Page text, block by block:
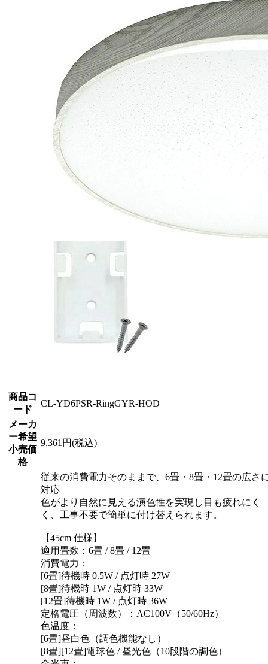
商品コ
ード
CL-YD6PSR-RingGYR-HOD
メーカ
ー希望
小売価
格
9,361円(税込)
従来の消費電力そのままで、6畳・8畳・12畳の広さ
対応
色がより自然に見える演色性を実現し目も疲れにく
く、工事不要で簡単に付け替えられます。
【45cm 仕様】
適用畳数：6畳 / 8畳 / 12畳
消費電力：
[6畳]待機時 0.5W / 点灯時 27W
[8畳]待機時 1W / 点灯時 33W
[12畳]待機時 1W / 点灯時 36W
定格電圧（周波数）：AC100V（50/60Hz）
色温度：
[6畳]昼白色（調色機能なし）
[8畳][12畳]電球色 / 昼光色（10段階の調色）